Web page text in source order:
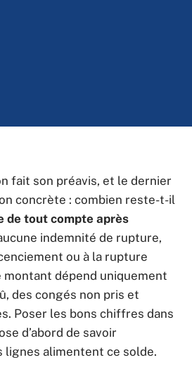
fait son préavis, et le dernier
concrète : combien reste-t-il
de tout compte après
indemnité de rupture,
ou à la rupture
dépend uniquement
des congés non pris et
Poser les bons chiffres dans
d’abord de savoir
lignes alimentent ce solde.